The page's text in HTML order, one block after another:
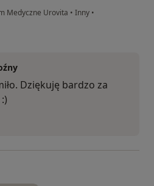
Medyczne Urovita • Inny •
Dziękuję bardzo za